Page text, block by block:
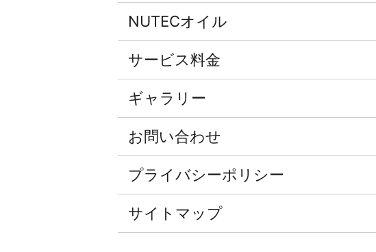
NUTECオイル
サービス料金
ギャラリー
お問い合わせ
プライバシーポリシー
サイトマップ